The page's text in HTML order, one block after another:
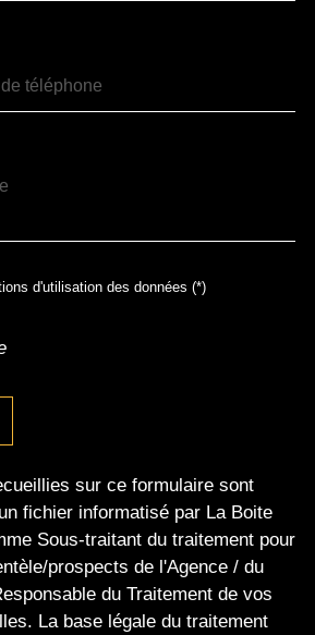
d'utilisation des données (*)
sur ce formulaire sont
fichier informatisé par La Boite
Sous-traitant du traitement pour
prospects de l'Agence / du
du Traitement de vos
La base légale du traitement